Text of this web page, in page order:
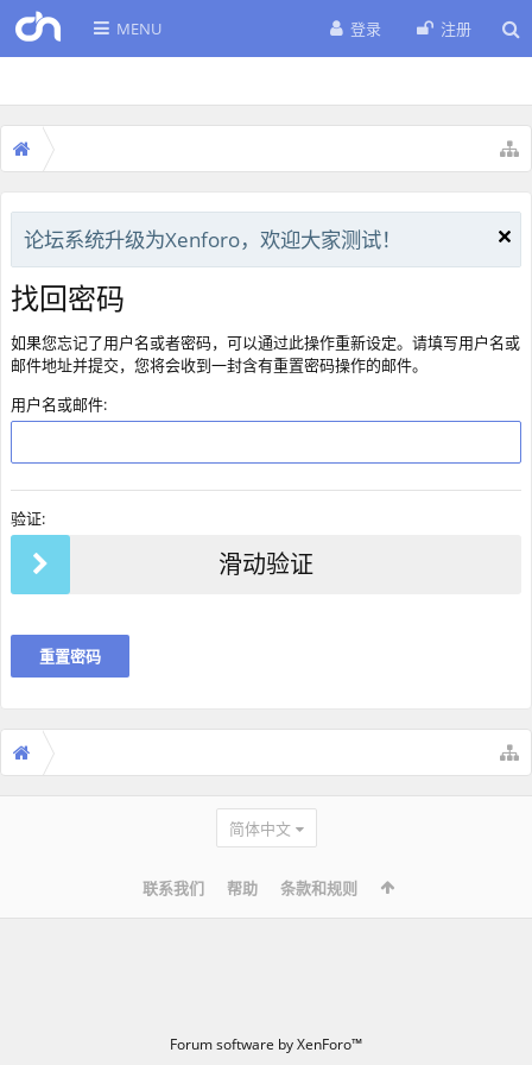
MENU 登录 注册
论坛系统升级为Xenforo，欢迎大家测试！
找回密码
如果您忘记了用户名或者密码，可以通过此操作重新设定。请填写用户名或
邮件地址并提交，您将会收到一封含有重置密码操作的邮件。
用户名或邮件:
验证:
滑动验证
简体中文
联系我们 帮助 条款和规则
Forum software by XenForo™